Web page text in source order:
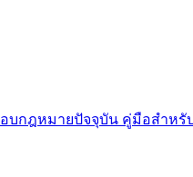
บกฎหมายปัจจุบัน คู่มือสำหรั